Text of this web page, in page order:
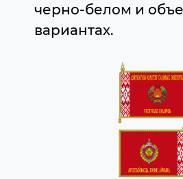
черно-белом и
вариантах.